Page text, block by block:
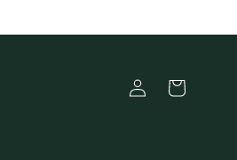
Verbindung
Warenkorb